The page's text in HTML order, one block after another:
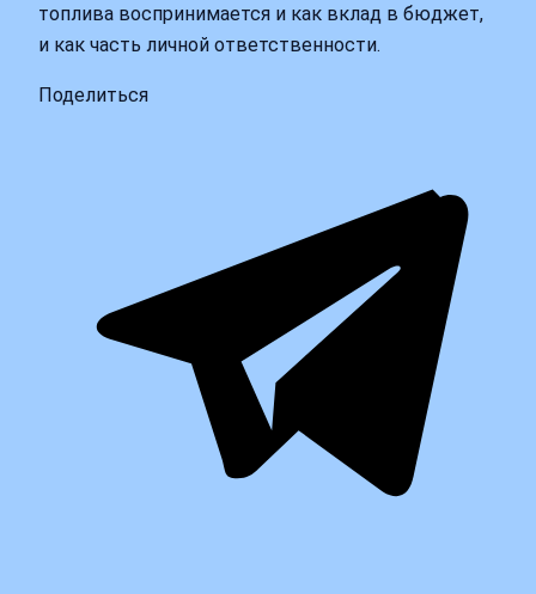
топлива воспринимается и как вклад в бюджет,
и как часть личной ответственности.
Поделиться